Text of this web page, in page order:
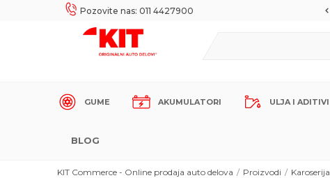
Pozovite nas: 011 4427900
SIGURNO PLAĆANJE PLATNIM KARTICAMA!
GUME AKUMULATORI ULJA I ADITIVI
BLOG
KIT Commerce - Online prodaja auto delova Proizvodi Karoserija